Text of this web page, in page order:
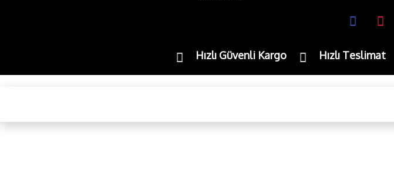
Hızlı Güvenli Kargo Hızlı Teslimat